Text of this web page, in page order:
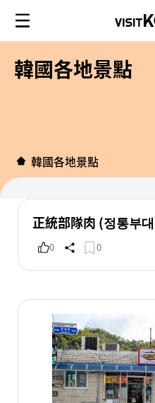
韓國各地景點
韓國各地景點
正統部隊肉 (정통부
0 0